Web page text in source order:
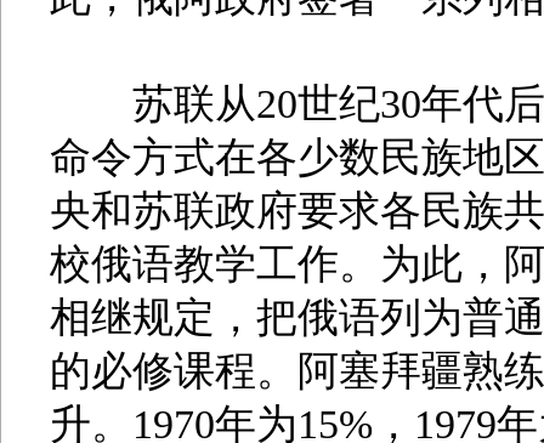
苏联从20世纪30年代后
命令方式在各少数民族地
央和苏联政府要求各民族
校俄语教学工作。为此，
相继规定，把俄语列为普
的必修课程。阿塞拜疆熟
升。1970年为15%，1979